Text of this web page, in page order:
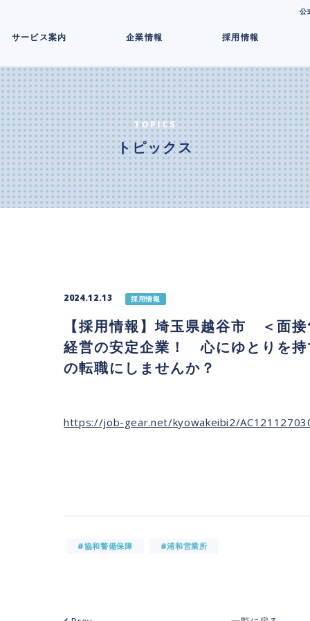
公
ツ
へ
ス
キ
ッ
プ
サービス案内 企業情報 採用情報
TOPICS
トピックス
2024.12.13 採用情報
【採用情報】埼玉県越谷市 ＜面
経営の安定企業！ 心にゆとりを持
の転職にしませんか？
https://job-gear.net/kyowakeibi2/
#協和警備保障 #浦和営業所